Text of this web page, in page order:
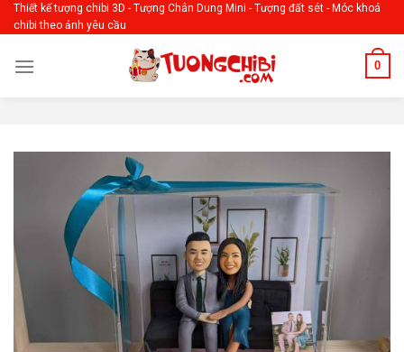
Skip
to
Thiết kế tượng chibi 3D - Tượng Chân Dung Mini - Tượng đất sét - Móc khoá
chibi theo ảnh yêu cầu
0